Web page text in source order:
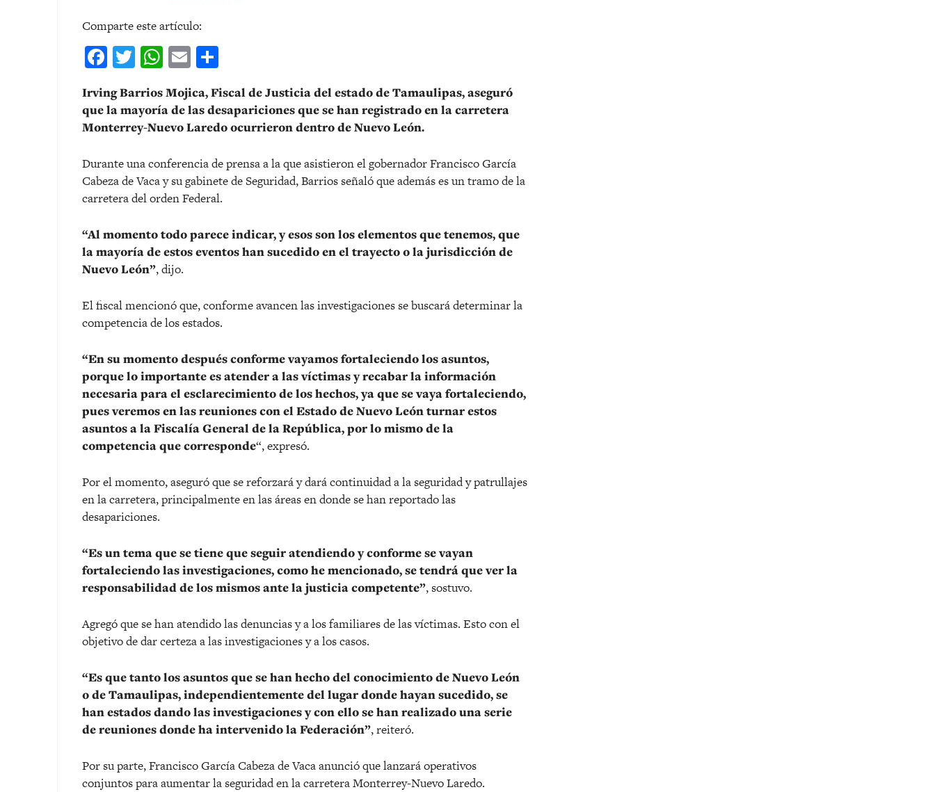
Comparte este artículo:
Facebook
Twitter
WhatsApp
Email
Irving Barrios Mojica, Fiscal de Justicia del estado de Tamaulipas, aseguró
que la mayoría de las desapariciones que se han registrado en la carretera
Monterrey-Nuevo Laredo ocurrieron dentro de Nuevo León.
Durante una conferencia de prensa a la que asistieron el gobernador Francisco García
Cabeza de Vaca y su gabinete de Seguridad, Barrios señaló que además es un tramo de la
carretera del orden Federal.
“Al momento todo parece indicar, y esos son los elementos que tenemos, que
la mayoría de estos eventos han sucedido en el trayecto o la jurisdicción de
Nuevo León”, dijo.
El fiscal mencionó que, conforme avancen las investigaciones se buscará determinar la
competencia de los estados.
“En su momento después conforme vayamos fortaleciendo los asuntos,
porque lo importante es atender a las víctimas y recabar la información
necesaria para el esclarecimiento de los hechos, ya que se vaya fortaleciendo,
pues veremos en las reuniones con el Estado de Nuevo León turnar estos
asuntos a la Fiscalía General de la República, por lo mismo de la
competencia que corresponde“, expresó.
Por el momento, aseguró que se reforzará y dará continuidad a la seguridad y patrullajes
en la carretera, principalmente en las áreas en donde se han reportado las
desapariciones.
“Es un tema que se tiene que seguir atendiendo y conforme se vayan
fortaleciendo las investigaciones, como he mencionado, se tendrá que ver la
responsabilidad de los mismos ante la justicia competente”, sostuvo.
Agregó que se han atendido las denuncias y a los familiares de las víctimas. Esto con el
objetivo de dar certeza a las investigaciones y a los casos.
“Es que tanto los asuntos que se han hecho del conocimiento de Nuevo León
o de Tamaulipas, independientemente del lugar donde hayan sucedido, se
han estados dando las investigaciones y con ello se han realizado una serie
de reuniones donde ha intervenido la Federación”, reiteró.
Por su parte, Francisco García Cabeza de Vaca anunció que lanzará operativos
conjuntos para aumentar la seguridad en la carretera Monterrey-Nuevo Laredo.